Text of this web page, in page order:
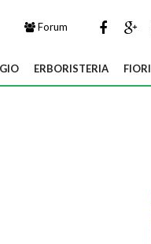
Forum
ERBORISTERIA FIORI